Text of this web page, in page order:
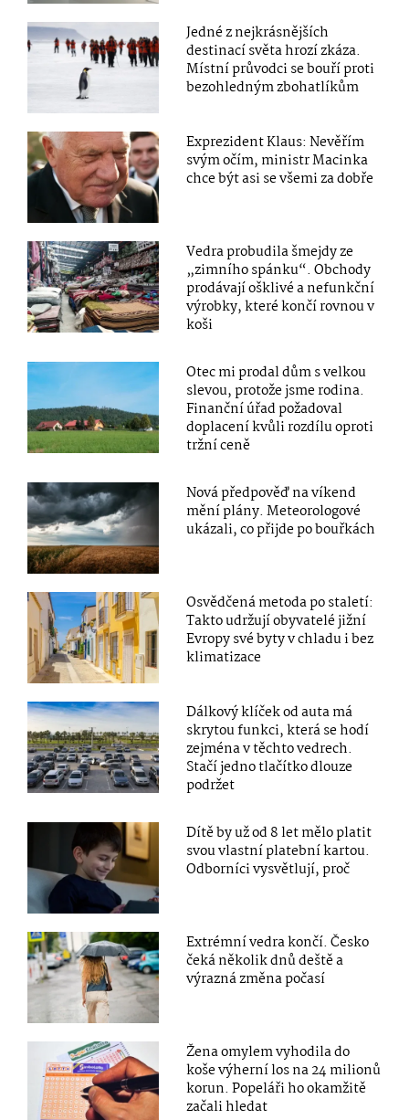
Jedné z nejkrásnějších
destinací světa hrozí zkáza.
Místní průvodci se bouří proti
bezohledným zbohatlíkům
Exprezident Klaus: Nevěřím
svým očím, ministr Macinka
chce být asi se všemi za dobře
Vedra probudila šmejdy ze
„zimního spánku“. Obchody
prodávají ošklivé a nefunkční
výrobky, které končí rovnou v
koši
Otec mi prodal dům s velkou
slevou, protože jsme rodina.
Finanční úřad požadoval
doplacení kvůli rozdílu oproti
tržní ceně
Nová předpověď na víkend
mění plány. Meteorologové
ukázali, co přijde po bouřkách
Osvědčená metoda po staletí:
Takto udržují obyvatelé jižní
Evropy své byty v chladu i bez
klimatizace
Dálkový klíček od auta má
skrytou funkci, která se hodí
zejména v těchto vedrech.
Stačí jedno tlačítko dlouze
podržet
Dítě by už od 8 let mělo platit
svou vlastní platební kartou.
Odborníci vysvětlují, proč
Extrémní vedra končí. Česko
čeká několik dnů deště a
výrazná změna počasí
Žena omylem vyhodila do
koše výherní los na 24 milionů
korun. Popeláři ho okamžitě
začali hledat